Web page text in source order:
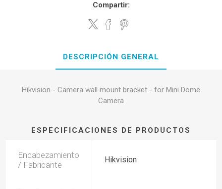
Compartir:
DESCRIPCIÓN GENERAL
Hikvision - Camera wall mount bracket - for Mini Dome
Camera
ESPECIFICACIONES DE PRODUCTOS
Encabezamiento
/ Fabricante
Hikvision